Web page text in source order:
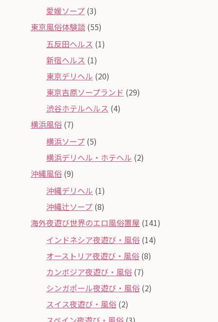
愛媛ソープ (3)
東京風俗体験談 (55)
五反田ヘルス (1)
新宿ヘルス (1)
東京デリヘル (20)
東京吉原ソープランド (29)
渋谷ホテルヘルス (4)
横浜風俗 (7)
横浜ソープ (5)
横浜デリヘル・ホテヘル (2)
沖縄風俗 (9)
沖縄デリヘル (1)
沖縄辻ソープ (8)
海外夜遊び世界のエロ風俗置屋 (141)
インドネシア夜遊び・風俗 (14)
オーストリア夜遊び・風俗 (8)
カンボジア夜遊び・風俗 (7)
シンガポール夜遊び・風俗 (2)
スイス夜遊び・風俗 (2)